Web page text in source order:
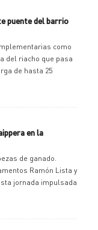
puente del barrio
como
del riacho que pasa
de hasta 25
en la
de ganado.
Ramón Lista y
jornada impulsada